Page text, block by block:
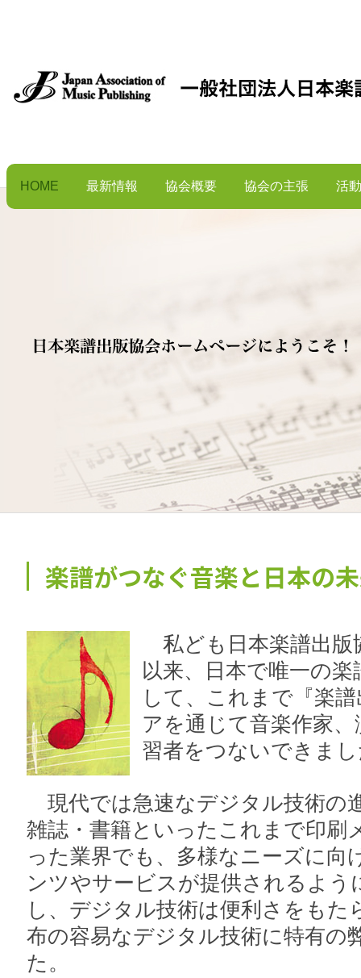
HOME 最新情報 協会概要 協会の主張 活
楽譜がつなぐ音楽と日本の
私ども日本楽譜出版
以来、日本で唯一の
して、これまで『楽
アを通じて音楽作家
習者をつないできま
現代では急速なデジタル技術の
雑誌・書籍といったこれまで印刷
った業界でも、多様なニーズに向
ンツやサービスが提供されるよう
し、デジタル技術は便利さをもた
布の容易なデジタル技術に特有の
た。